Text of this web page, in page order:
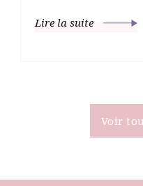
Lire la suite
Voir